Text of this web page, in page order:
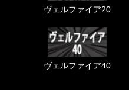
ヴェルファイア20
ヴェルファイア40